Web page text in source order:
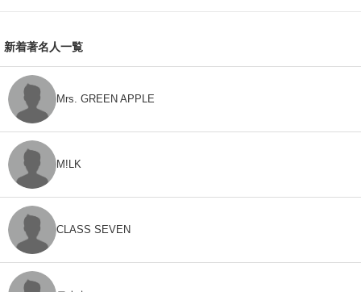
新着著名人一覧
Mrs. GREEN APPLE
M!LK
CLASS SEVEN